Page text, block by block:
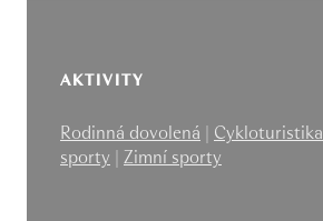
AKTIVITY
Rodinná dovolená Cykloturistika
sporty
Zimní sporty